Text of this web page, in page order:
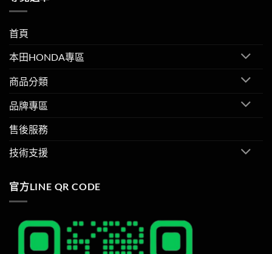
首頁
本田HONDA專區
商品分類
品牌專區
售後服務
技術支援
官方LINE QR CODE